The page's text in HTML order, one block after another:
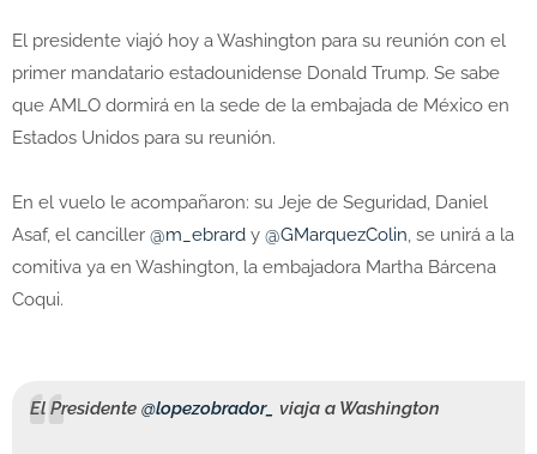
El presidente viajó hoy a Washington para su reunión con el
primer mandatario estadounidense Donald Trump. Se sabe
que AMLO dormirá en la sede de la embajada de México en
Estados Unidos para su reunión.
En el vuelo le acompañaron: su Jeje de Seguridad, Daniel
Asaf, el canciller @m_ebrard y @GMarquezColin, se unirá a la
comitiva ya en Washington, la embajadora Martha Bárcena
Coqui.
El Presidente @lopezobrador_ viaja a Washington